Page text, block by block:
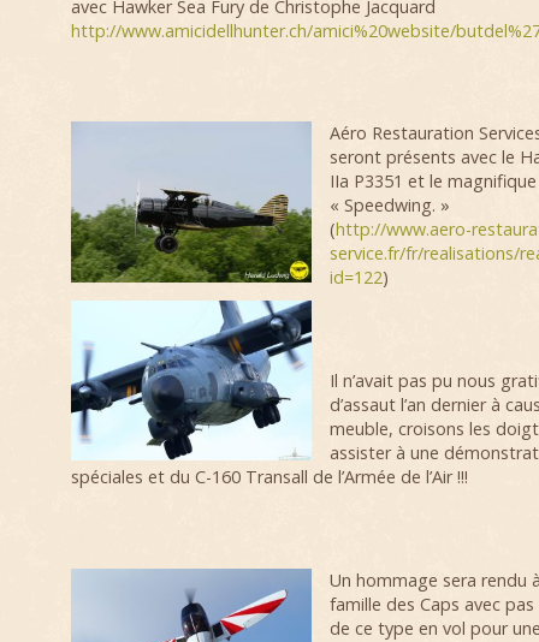
avec Hawker Sea Fury de Christophe Jacquard
http://www.amicidellhunter.ch/amici%20website/
Aéro Restauration
seront présents avec le
IIa P3351 et le
« Speedwing. »
(http://www.aero-
service.fr/fr/realisations/
id=122)
Il n’avait pas pu nous
d’assaut l’an dernier à
meuble, croisons les
assister à une
spéciales et du C-160 Transall de l’Armée de l’Air !!!
Un hommage sera rendu
famille des Caps avec
de ce type en vol pour